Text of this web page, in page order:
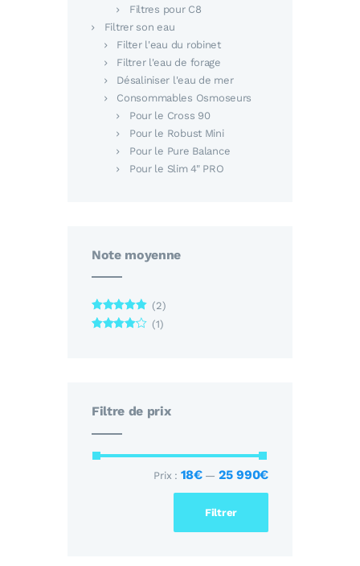
Filtres pour C8
Filtrer son eau
Filter l'eau du robinet
Filtrer l'eau de forage
Désaliniser l'eau de mer
Consommables Osmoseurs
Pour le Cross 90
Pour le Robust Mini
Pour le Pure Balance
Pour le Slim 4" PRO
Note moyenne
Rated5out
of 5
(2)
(1)
Filtre de prix
Filtrer
Prix : 18€— 25 990€